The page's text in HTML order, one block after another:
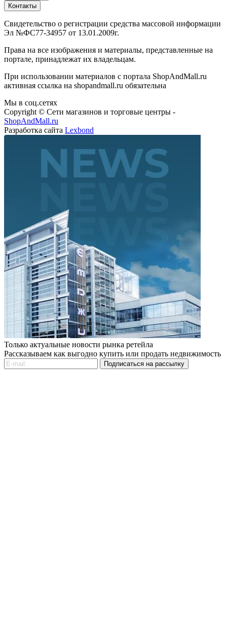
Контакты
Свидетельство о регистрации средства массовой информации
Эл №ФС77-34957 от 13.01.2009г.
Права на все изображения и материалы, представленные на
портале, принадлежат их владельцам.
При использовании материалов с портала ShopAndMall.ru
активная ссылка на shopandmall.ru обязательна
Мы в соц.сетях
Copyright © Сети магазинов и торговые центры -
ShopAndMall.ru
Разработка сайта Lexbond
Только актуальные новости рынка ретейла
Рассказываем как выгодно купить или продать недвижимость